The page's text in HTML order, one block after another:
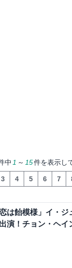
中 1 ～ 15件を表示し
3 4 5 6 7
恋は飴模様」イ・
演！チョン・ヘイ